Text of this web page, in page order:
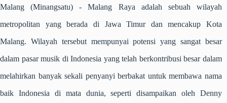
Malang (Minangsatu)- Malang Raya adalah sebuah wilayah
metropolitan yang berada di Jawa Timur dan mencakup Kota
Malang. Wilayah tersebut mempunyai potensi yang sangat besar
dalam pasar musik di Indonesia yang telah berkontribusi besar dalam
melahirkan banyak sekali penyanyi berbakat untuk membawa nama
baik Indonesia di mata dunia, seperti disampaikan oleh Denny